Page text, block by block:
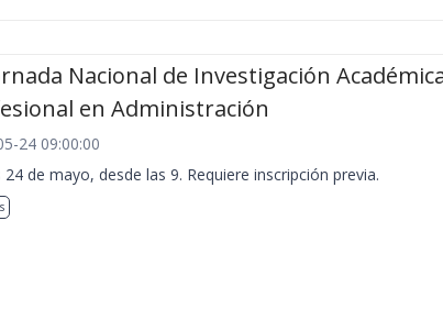
Nacional de Investigación
en Administración
24 09:00:00
24 de mayo, desde las 9. Requiere inscripción previa.